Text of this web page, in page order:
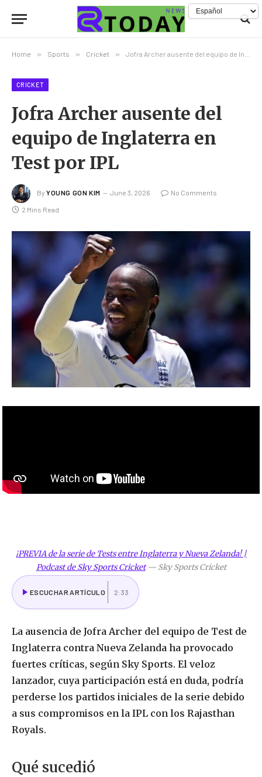
Home » Sports » Cricket » Jofra Archer ausente del equipo de Inglaterra en Test por IPL
CRICKET
Jofra Archer ausente del
equipo de Inglaterra en
Test por IPL
By YOUNG GON KIM June 3, 2026 No Comments
2 Mins Read
¡PREVIA de la serie de Tests entre Inglaterra y Nueva Zelanda! |
Podcast de Sky Sports Cricket— Sky Sports Cricket
ESCUCHAR ARTÍCULO 2:33
La ausencia de Jofra Archer del equipo de Test de
Inglaterra contra Nueva Zelanda ha provocado
fuertes críticas, según Sky Sports. El veloz
lanzador, cuya participación está en duda, podría
perderse los partidos iniciales de la serie debido
a sus compromisos en la IPL con los Rajasthan
Royals.
Qué sucedió